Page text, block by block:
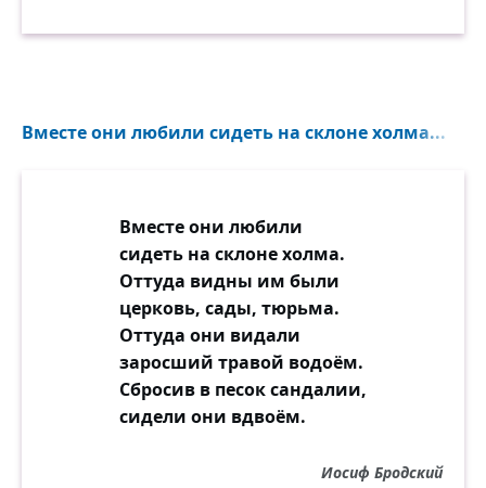
Вместе они любили сидеть на склоне холма...
Вместе они любили
сидеть на склоне холма.
Оттуда видны им были
церковь, сады, тюрьма.
Оттуда они видали
заросший травой водоём.
Сбросив в песок сандалии,
сидели они вдвоём.
Иосиф Бродский